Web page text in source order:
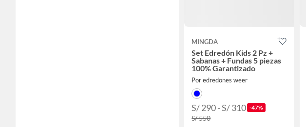
MINGDA
Set Edredón Kids 2 Pz +
Sabanas + Fundas 5 piezas
100% Garantizado
Por edredones weer
S/ 290 - S/ 310 -47%
S/ 550